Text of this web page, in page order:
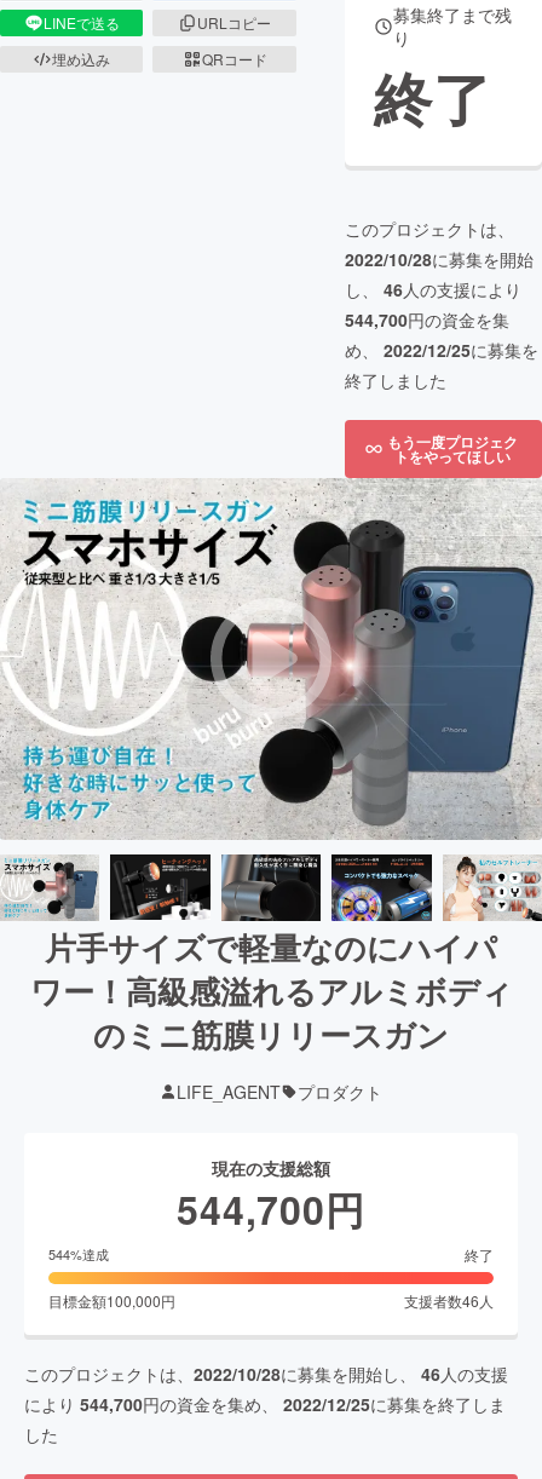
LINEで送る
URLコピー
埋め込み
QRコード
募集終了まで残
り
終了
このプロジェクトは、
2022/10/28に募集を開始
し、 46人の支援により
544,700円の資金を集
め、 2022/12/25に募集を
終了しました
もう一度プロジェク
トをやってほしい
片手サイズで軽量なのにハイパ
ワー！高級感溢れるアルミボディ
のミニ筋膜リリースガン
LIFE_AGENT プロダクト
現在の支援総額
544,700円
544%達成 終了
目標金額100,000円 支援者数46 人
このプロジェクトは、 2022/10/28に募集を開始し、 46人の支援
により 544,700円の資金を集め、 2022/12/25に募集を終了しま
した